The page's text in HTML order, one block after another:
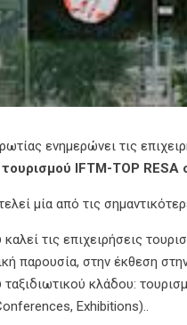
ενημερώνει τις
IFTM-TOP
μία από τις
τις επιχειρήσεις
παρουσία, στην έκθεση
κλάδου:
Exhibitions)..